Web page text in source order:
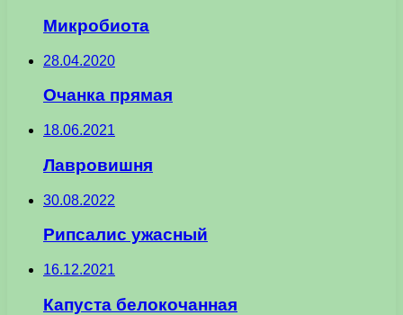
Микробиота
28.04.2020
Очанка прямая
18.06.2021
Лавровишня
30.08.2022
Рипсалис ужасный
16.12.2021
Капуста белокочанная